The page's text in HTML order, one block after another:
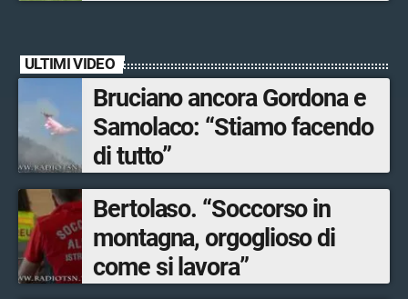
ULTIMI VIDEO
Bruciano ancora Gordona e
Samolaco: “Stiamo facendo
di tutto”
Bertolaso. “Soccorso in
montagna, orgoglioso di
come si lavora”